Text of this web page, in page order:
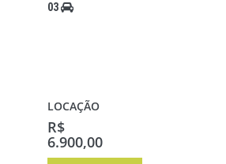
03
LOCAÇÃO
R$
6.900,00